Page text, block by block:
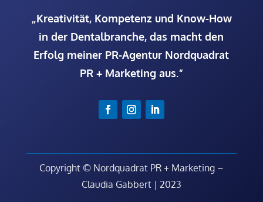
„Kreativität, Kompetenz und Know-How
in der Dentalbranche, das macht den
Erfolg meiner PR-Agentur Nordquadrat
PR + Marketing aus.“
Copyright © Nordquadrat PR + Marketing –
Claudia Gabbert | 2023